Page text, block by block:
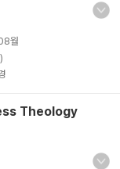
월
Theology